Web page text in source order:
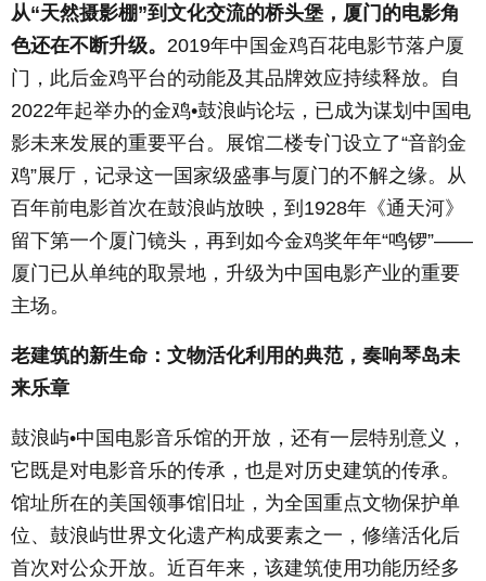
从“天然摄影棚”到文化交流的桥头堡，厦门的电影角
色还在不断升级。 2019年中国金鸡百花电影节落户厦
门，此后金鸡平台的动能及其品牌效应持续释放。自
2022年起举办的金鸡•鼓浪屿论坛，已成为谋划中国电
影未来发展的重要平台。展馆二楼专门设立了“音韵金
鸡”展厅，记录这一国家级盛事与厦门的不解之缘。从
百年前电影首次在鼓浪屿放映，到 1928年《通天河》
留下第一个厦门镜头，再到如今金鸡奖年年“鸣锣”——
厦门已从单纯的取景地，升级为中国电影产业的重要
主场。
老建筑的新生命：文物活化利用的典范，奏响琴岛未
来乐章
鼓浪屿•中国电影音乐馆的开放，还有一层特别意义，
它既是对电影音乐的传承，也是对历史建筑的传承。
馆址所在的美国领事馆旧址，为全国重点文物保护单
位、鼓浪屿世界文化遗产构成要素之一，修缮活化后
首次对公众开放。近百年来，该建筑使用功能历经多